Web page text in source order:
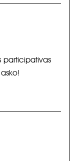
participativas